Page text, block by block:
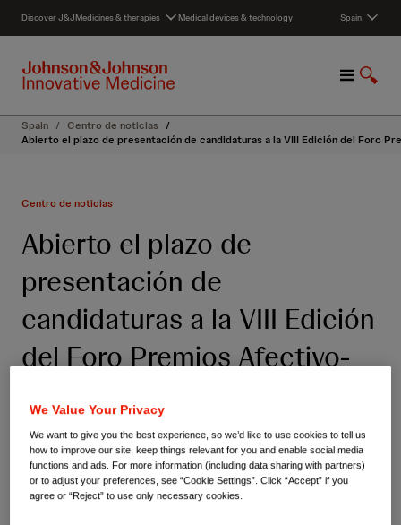
c
Discover J&JMedicines & therapies Medical devices & technology Spain
M
n
u
S
o
w
Spain / Centro de noticias /
Abierto el plazo de presentación de candidaturas a la VIII Edición del Foro
Centro de noticias
Abierto el plazo de
presentación de
candidaturas a la VIII Edición
del Foro Premios Afectivo-
08 de febrero de 2022
We Value Your Privacy
We want to give you the best experience, so we’d like to use cookies to tell us
how to improve our site, keep things relevant for you and enable social media
functions and ads. For more information (including data sharing with partners)
or to adjust your preferences, see “Cookie Settings”. Click “Accept” if you
agree or “Reject” to use only necessary cookies.